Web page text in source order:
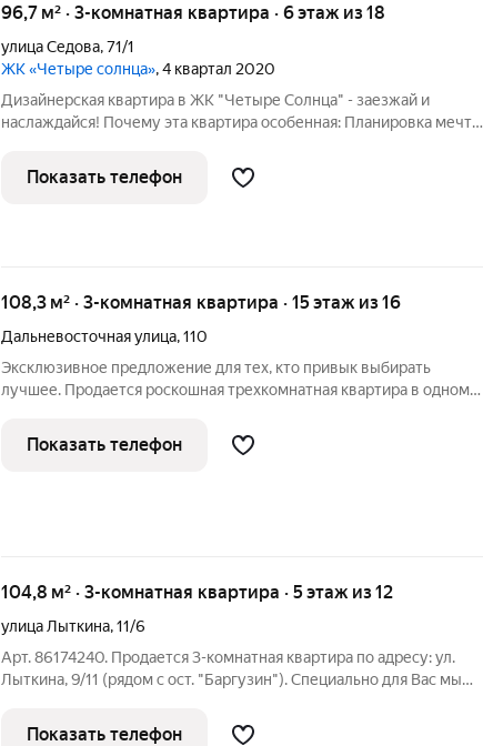
96,7 м² · 3-комнатная квартира · 6 этаж из 18
улица Седова,71/1
ЖК «Четыре солнца», 4 квартал 2020
Дизайнерская квартира в ЖК "Четыре Солнца" - заезжай и
наслаждайся! Почему эта квартира особенная: Планировка мечты:
лоджию. 2 изолированные спальни обеспечивают тишину и
Показать телефон
108,3 м² · 3-комнатная квартира · 15 этаж из 16
Дальневосточная улица,110
Эксклюзивное предложение для тех, кто привык выбирать
лучшее. Продается роскошная трехкомнатная квартира в одном
Дальневосточная, д. 110. 15-й этаж 16-этажного дома это
идеальная высота, чтобы
Показать телефон
104,8 м² · 3-комнатная квартира · 5 этаж из 12
улица Лыткина,11/6
Арт. 86174240. Продается 3-комнатная квартира по адресу: ул.
Лыткина, 9/11 (рядом с ост. "Баргузин"). Специально для Вас мы
после 1-й фотографии). Обязательно посмотрите его! Подробнее:
Показать телефон